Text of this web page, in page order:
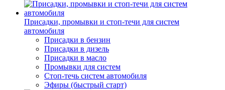
Присадки, промывки и стоп-течи для систем
автомобиля
Присадки в бензин
Присадки в дизель
Присадки в масло
Промывки для систем
Стоп-течь систем автомобиля
Эфиры (быстрый старт)